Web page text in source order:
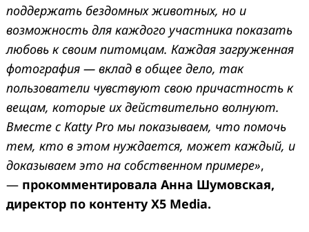
поддержать бездомных животных, но и
возможность для каждого участника показать
любовь к своим питомцам. Каждая загруженная
фотография — вклад в общее дело, так
пользователи чувствуют свою причастность к
вещам, которые их действительно волнуют.
Вместе с Katty Pro мы показываем, что помочь
тем, кто в этом нуждается, может каждый, и
доказываем это на собственном примере»,
— прокомментировала Анна Шумовская,
директор по контенту X5 Media.